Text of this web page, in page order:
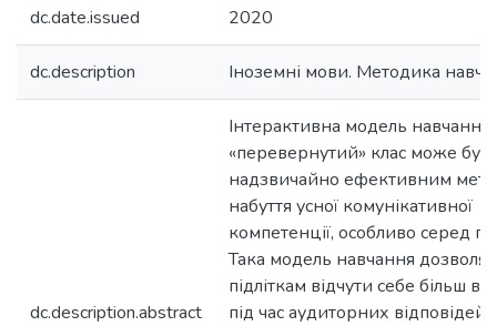
dc.date.issued 2020
dc.description Іноземні мови. Методика
dc.description.abstract
Інтерактивна модель навчання
«перевернутий» клас може
надзвичайно ефективним
набуття усної комунікативної
компетенції, особливо серед
Така модель навчання дозволяє
підліткам відчути себе більш
під час аудиторних